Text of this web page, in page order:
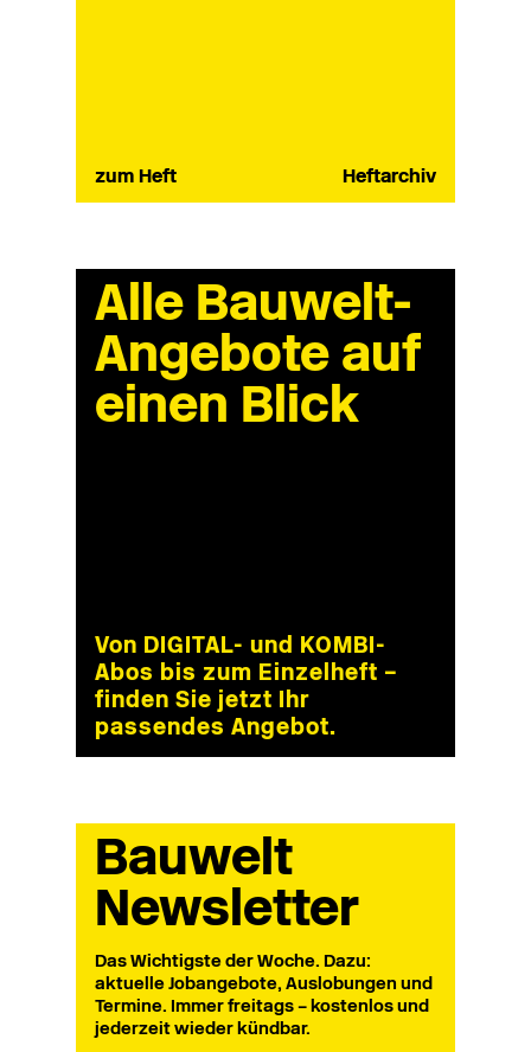
zum Heft Heftarchiv
Alle Bauwelt-
Angebote auf
einen Blick
Von DIGITAL- und KOMBI-
Abos bis zum Einzelheft –
finden Sie jetzt Ihr
passendes Angebot.
Bauwelt
Newsletter
Das Wichtigste der Woche. Dazu:
aktuelle Jobangebote, Auslobungen und
Termine. Immer freitags – kostenlos und
jederzeit wieder kündbar.